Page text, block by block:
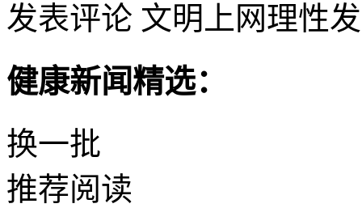
发表评论 文明上网理性
健康新闻精选：
换一批
推荐阅读